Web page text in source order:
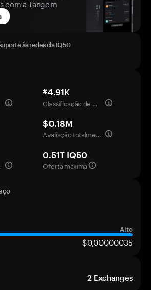
com a Tangem
às redes da IQ50
#4.91K
Classificação de mercado
$0.18M
Avaliação totalmente diluída
0.51T IQ50
Oferta máxima
Alto
$0,00000035
2 Exchanges